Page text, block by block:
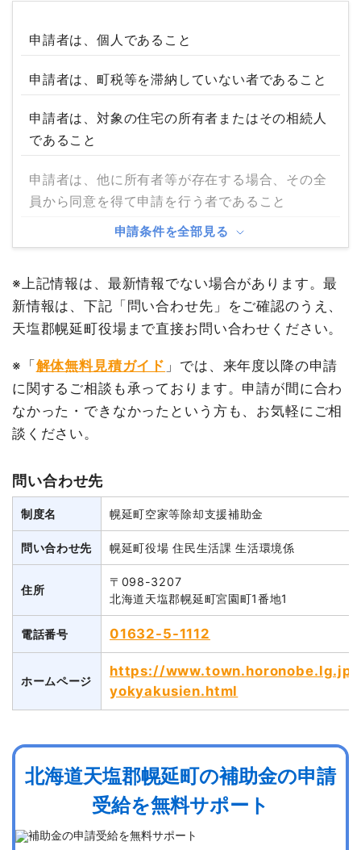
申請者は、個人であること
申請者は、町税等を滞納していない者であること
申請者は、対象の住宅の所有者またはその相続人
であること
申請者は、他に所有者等が存在する場合、その全
員から同意を得て申請を行う者であること
申請条件を全部見る
※上記情報は、最新情報でない場合があります。最
新情報は、下記「問い合わせ先」をご確認のうえ、
天塩郡幌延町役場まで直接お問い合わせください。
※「解体無料見積ガイド 」では、来年度以降の申請
に関するご相談も承っております。申請が間に合わ
なかった・できなかったという方も、お気軽にご相
談ください。
問い合わせ先
制度名 幌延町空家等除却支援補助金
問い合わせ先 幌延町役場 住民生活課 生活環境係
住所
〒098-3207
北海道天塩郡幌延町宮園町1番地1
電話番号 01632-5-1112
ホームページ
https://
yokyakusien.html
北海道天塩郡幌延町の補助金の申請
受給を無料サポート